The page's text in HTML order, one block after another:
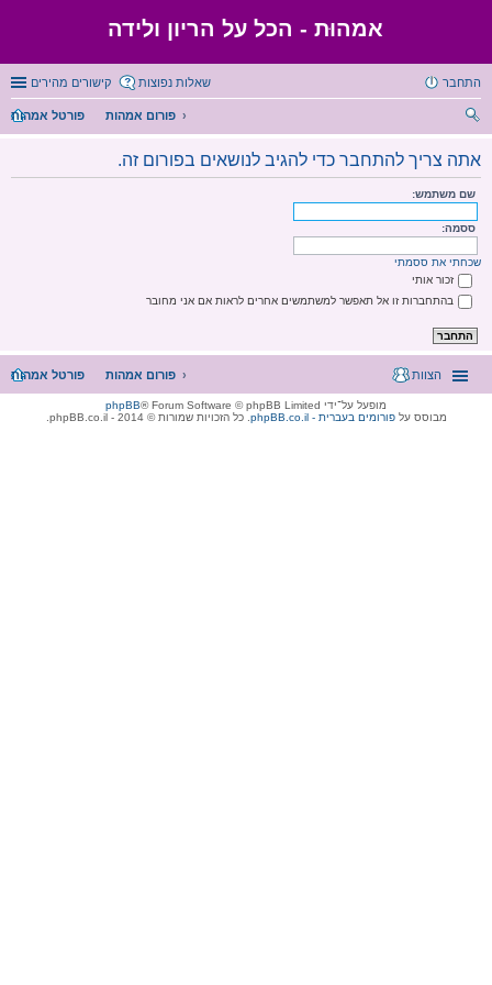
אמהוּת - הכל על הריון ולידה
קישורים מהירים שאלות נפוצות התחבר
פורטל אמהות
פורום אמהות
ש
אתה צריך להתחבר כדי להגיב לנושאים בפורום זה.
שם משתמש:
ססמה:
שכחתי את ססמתי
זכור אותי
בהתחברות זו אל תאפשר למשתמשים אחרים לראות אם אני מחובר
פורטל אמהות פורום אמהות הצוות
מופעל על־ידי phpBB® Forum Software © phpBB Limited
מבוסס עלphpBB.co.il - פורומים בעברית . כל הזכויות שמורות © 2014 - phpBB.co.il.